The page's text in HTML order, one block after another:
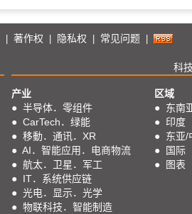
著作权 隐私权 常见问题
科
产业
● 半导体．零组件
● CarTech．绿能
● 移動．通讯．XR
● AI．智能应用．电商物流
● 航太．卫星．军工
● IT．系统供应链
● 光电．显示．光学
● 物联科技．智能制造
区域
● 东南
● 印度
● 东亚/
●
国际
●
图表